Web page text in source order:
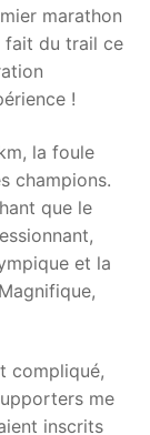
marathon
fait du trail ce
!
la foule
champions.
que le
et la
compliqué,
me
inscrits